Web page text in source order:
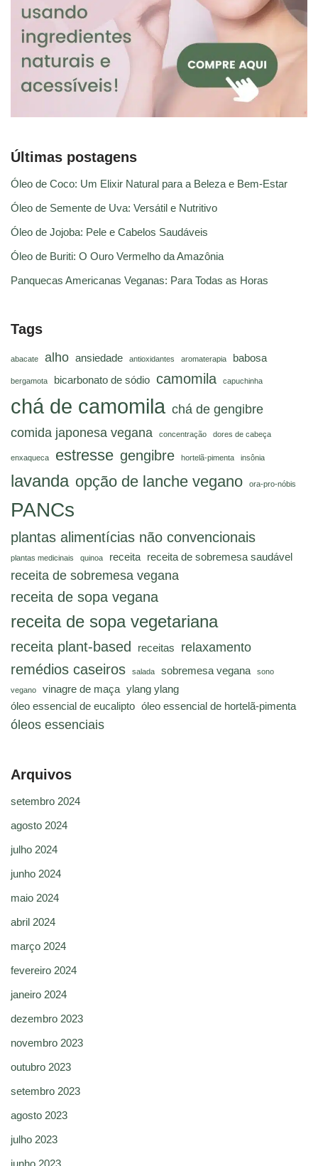
Últimas postagens
Óleo de Coco: Um Elixir Natural para a Beleza e Bem-Estar
Óleo de Semente de Uva: Versátil e Nutritivo
Óleo de Jojoba: Pele e Cabelos Saudáveis
Óleo de Buriti: O Ouro Vermelho da Amazônia
Panquecas Americanas Veganas: Para Todas as Horas
Tags
abacate alho ansiedade antioxidantes aromaterapia babosa
bergamota bicarbonato de sódio camomila capuchinha
chá de camomila chá de gengibre
comida japonesa vegana
concentração dores de cabeça
enxaqueca estresse gengibre hortelã-pimenta insônia
lavanda opção de lanche vegano ora-pro-nóbis
PANCs
plantas alimentícias não convencionais
plantas medicinais quinoa receita receita de sobremesa saudável
receita de sobremesa vegana
receita de sopa vegana
receita de sopa vegetariana
receita plant-based receitas relaxamento
remédios caseiros salada sobremesa vegana sono
vegano vinagre de maça ylang ylang
óleo essencial de eucalipto óleo essencial de hortelã-pimenta
óleos essenciais
Arquivos
setembro 2024
agosto 2024
julho 2024
junho 2024
maio 2024
abril 2024
março 2024
fevereiro 2024
janeiro 2024
dezembro 2023
novembro 2023
outubro 2023
setembro 2023
agosto 2023
julho 2023
junho 2023